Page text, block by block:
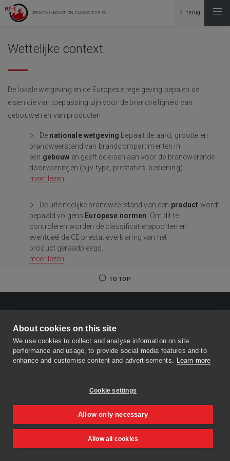
About cookies on this site
We use cookies to collect and analyse information on site
performance and usage, to provide social media features and to
enhance and customise content and advertisements. Learn more
Cookie settings
Allow only necessary
Allow all cookies
OPEN TO INNOVATION, CLOSED TO FIRE terug
Wettelijke context
De lokale wetgeving en de Europese regelgeving bepalen de
eisen die van toepassing zijn voor de brandveiligheid van
gebouwen en van producten.
De nationale wetgeving bepaalt de aard, grootte en
brandweerstand van brandcompartimenten in
een gebouw en geeft de eisen aan voor de brandwerende
doorvoeringen (bijv. type, prestaties, bediening).
meer lezen
De uiteindelijke brandweerstand van een product wordt
bepaald volgens Europese normen . Om dit te
controleren worden de classificatierapporten en
eventueel de CE prestatieverklaring van het
product geraadpleegd.
meer lezen
TO TOP